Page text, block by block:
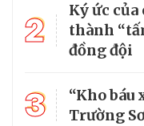
2
Ký ức
thành
đồng đội
3
“Kho báu
Trường